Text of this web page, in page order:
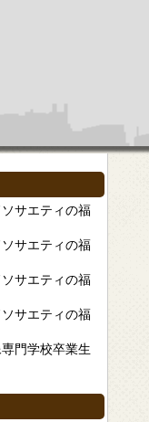
サエティの福
サエティの福
サエティの福
サエティの福
門学校卒業生